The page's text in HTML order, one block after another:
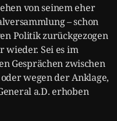
von seinem eher
– schon
Politik zurückgezogen
wieder. Sei es im
Gesprächen zwischen
wegen der Anklage,
a.D. erhoben